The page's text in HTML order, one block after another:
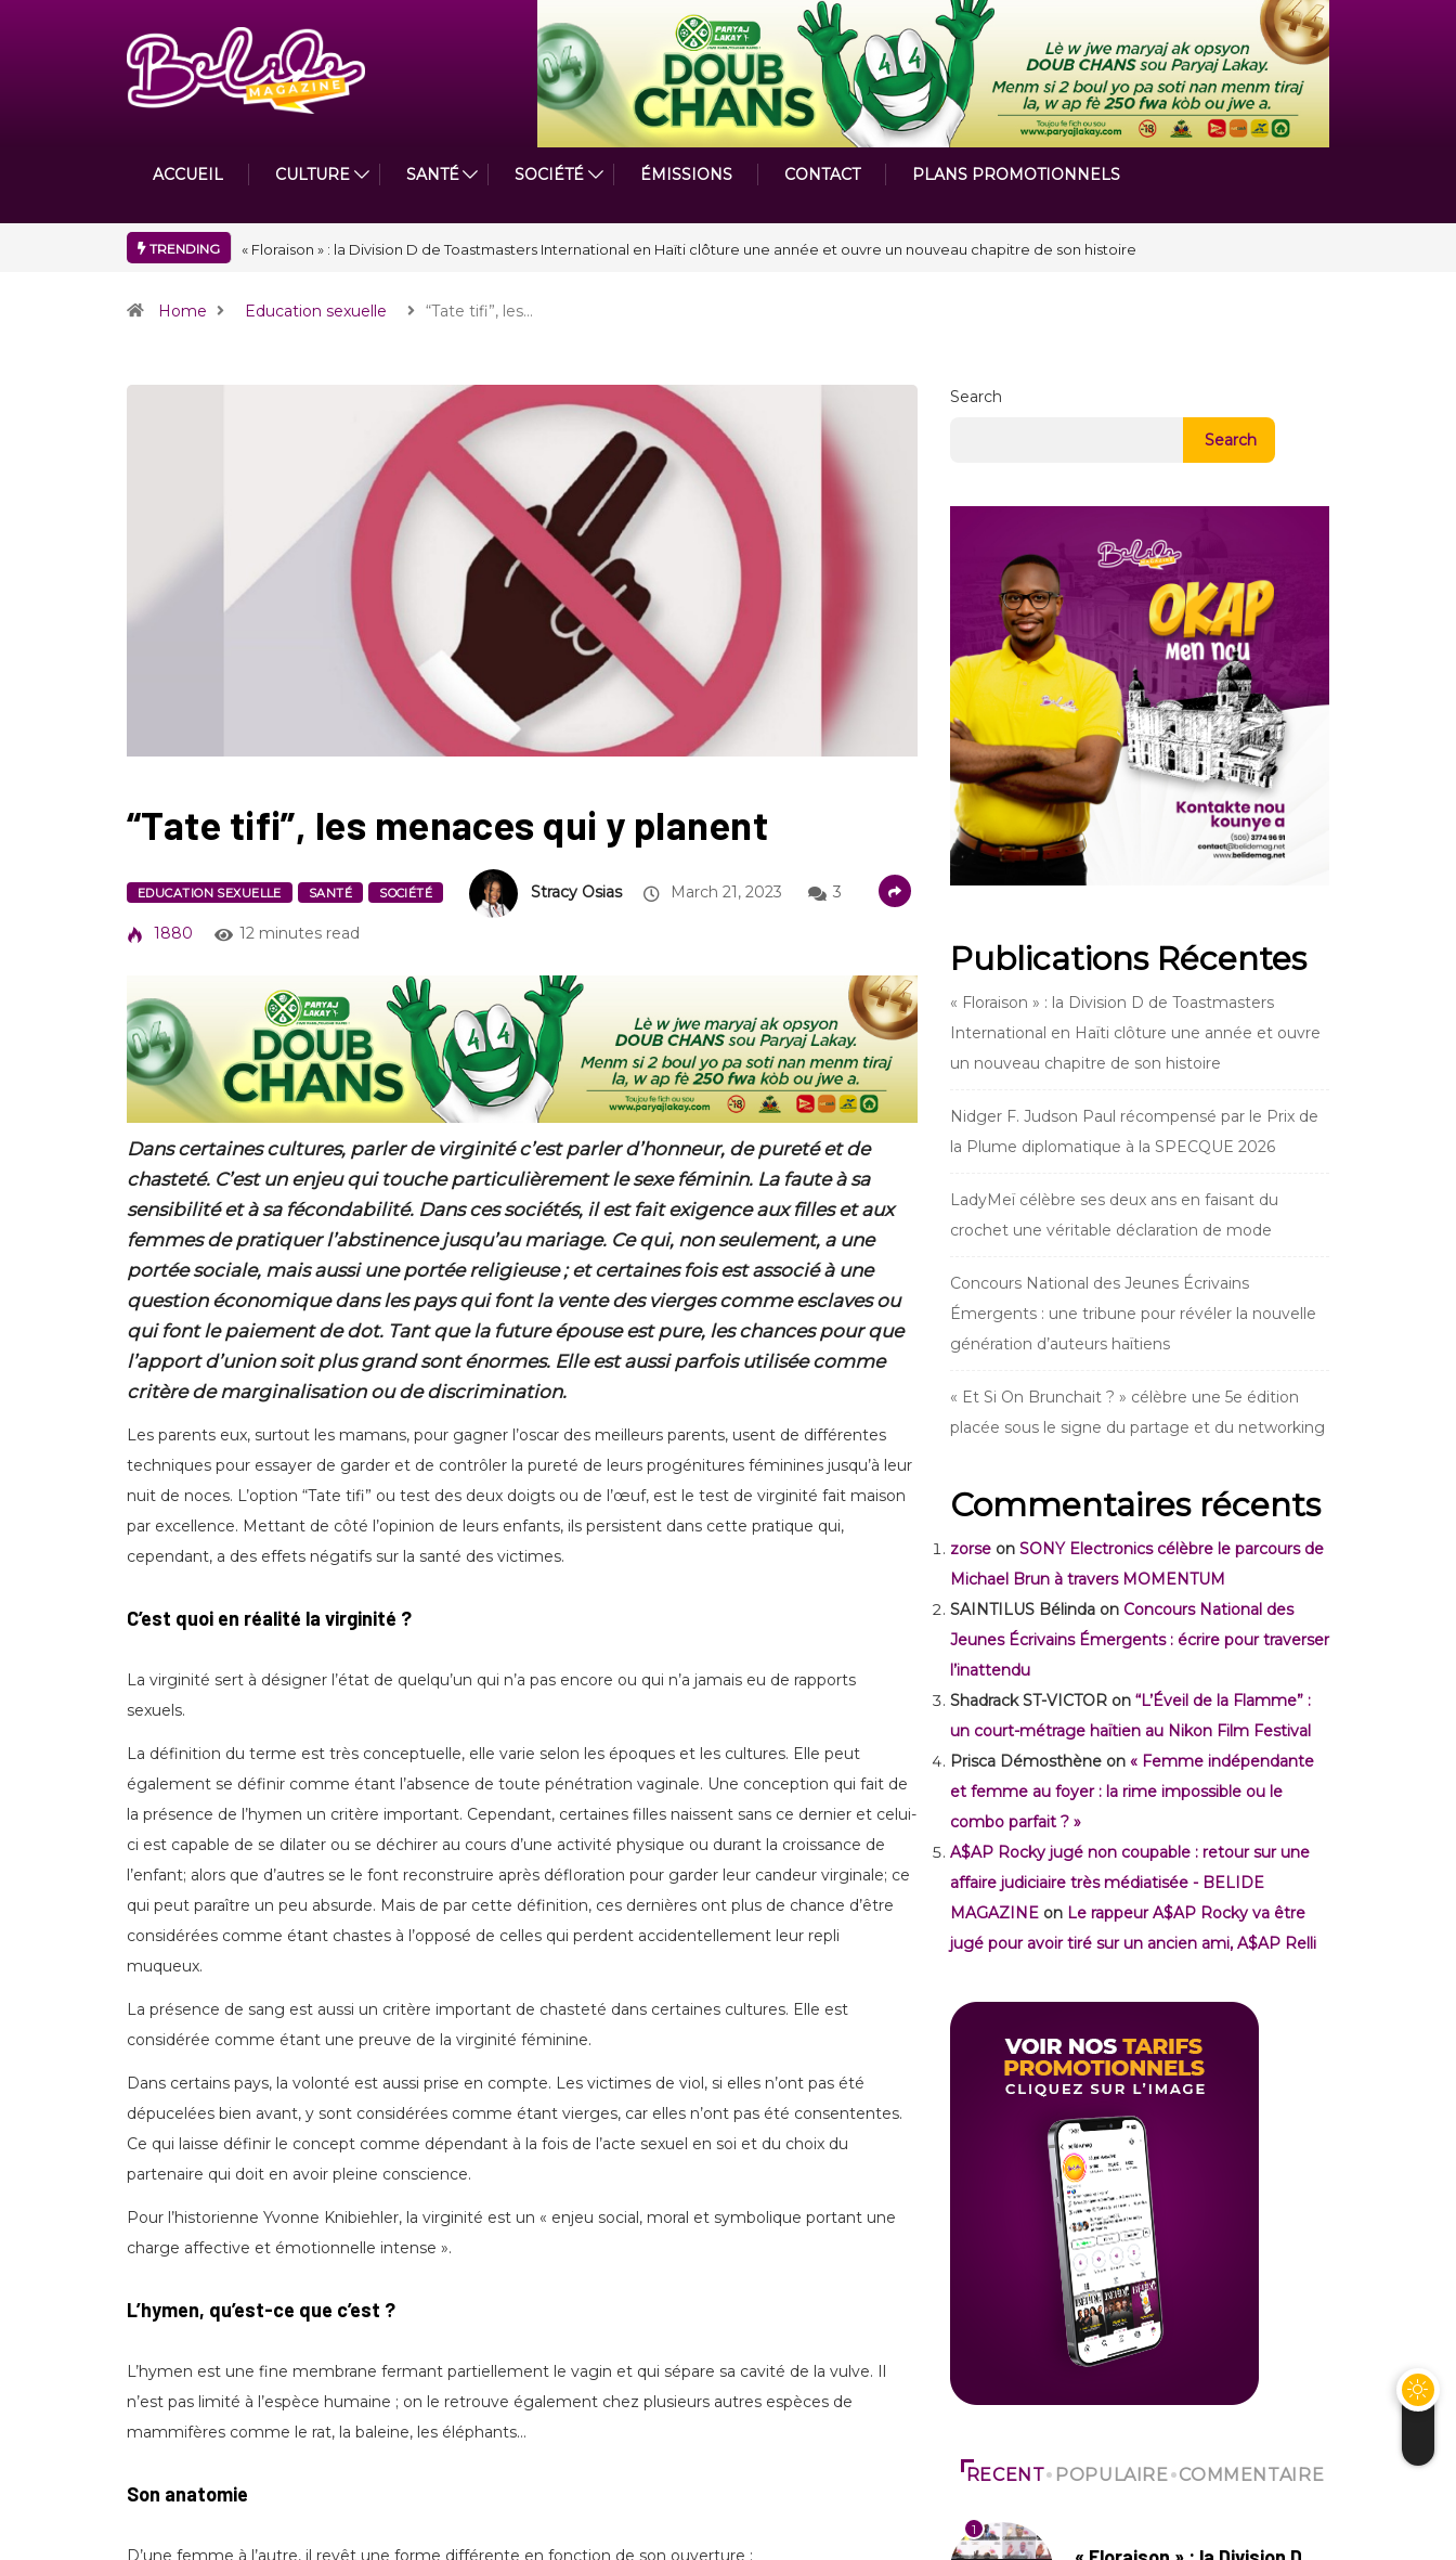
ACCUEIL CULTURE SANTÉ SOCIÉTÉ ÉMISSIONS CONTACT PLANS PROMOTIONNELS
TRENDING Nidger F. Judson Paul récompensé par le Prix de la Plume diplomatique à la SPECQUE 2026
Home Education sexuelle “Tate tifi”, les…
“Tate tifi”, les menaces qui y planent
EDUCATION SEXUELLE SANTÉ SOCIÉTÉ Stracy Osias March 21, 2023 3
1880 12 minutes read
Dans certaines cultures, parler de virginité c’est parler d’honneur, de pureté et de
chasteté. C’est un enjeu qui touche particulièrement le sexe féminin. La faute à sa
sensibilité et à sa fécondabilité. Dans ces sociétés, il est fait exigence aux filles et aux
femmes de pratiquer l’abstinence jusqu’au mariage. Ce qui, non seulement, a une
portée sociale, mais aussi une portée religieuse ; et certaines fois est associé à une
question économique dans les pays qui font la vente des vierges comme esclaves ou
qui font le paiement de dot. Tant que la future épouse est pure, les chances pour que
l’apport d’union soit plus grand sont énormes. Elle est aussi parfois utilisée comme
critère de marginalisation ou de discrimination.
Les parents eux, surtout les mamans, pour gagner l’oscar des meilleurs parents, usent de différentes
techniques pour essayer de garder et de contrôler la pureté de leurs progénitures féminines jusqu’à leur
nuit de noces. L’option “Tate tifi” ou test des deux doigts ou de l’œuf, est le test de virginité fait maison
par excellence. Mettant de côté l’opinion de leurs enfants, ils persistent dans cette pratique qui,
cependant, a des effets négatifs sur la santé des victimes.
C’est quoi en réalité la virginité ?
La virginité sert à désigner l’état de quelqu’un qui n’a pas encore ou qui n’a jamais eu de rapports
sexuels.
La définition du terme est très conceptuelle, elle varie selon les époques et les cultures. Elle peut
également se définir comme étant l’absence de toute pénétration vaginale. Une conception qui fait de
la présence de l’hymen un critère important. Cependant, certaines filles naissent sans ce dernier et celui-
ci est capable de se dilater ou se déchirer au cours d’une activité physique ou durant la croissance de
l’enfant; alors que d’autres se le font reconstruire après défloration pour garder leur candeur virginale; ce
qui peut paraître un peu absurde. Mais de par cette définition, ces dernières ont plus de chance d’être
considérées comme étant chastes à l’opposé de celles qui perdent accidentellement leur repli
muqueux.
La présence de sang est aussi un critère important de chasteté dans certaines cultures. Elle est
considérée comme étant une preuve de la virginité féminine.
Dans certains pays, la volonté est aussi prise en compte. Les victimes de viol, si elles n’ont pas été
dépucelées bien avant, y sont considérées comme étant vierges, car elles n’ont pas été consententes.
Ce qui laisse définir le concept comme dépendant à la fois de l’acte sexuel en soi et du choix du
partenaire qui doit en avoir pleine conscience.
Pour l’historienne Yvonne Knibiehler, la virginité est un « enjeu social, moral et symbolique portant une
charge affective et émotionnelle intense ».
L’hymen, qu’est-ce que c’est ?
L’hymen est une fine membrane fermant partiellement le vagin et qui sépare sa cavité de la vulve. Il
n’est pas limité à l’espèce humaine ; on le retrouve également chez plusieurs autres espèces de
mammifères comme le rat, la baleine, les éléphants…
Son anatomie
D’une femme à l’autre, il revêt une forme différente en fonction de son ouverture :
Search
Search
Publications Récentes
« Floraison » : la Division D de Toastmasters
International en Haïti clôture une année et ouvre
un nouveau chapitre de son histoire
Nidger F. Judson Paul récompensé par le Prix de
la Plume diplomatique à la SPECQUE 2026
LadyMeï célèbre ses deux ans en faisant du
crochet une véritable déclaration de mode
Concours National des Jeunes Écrivains
Émergents : une tribune pour révéler la nouvelle
génération d’auteurs haïtiens
« Et Si On Brunchait ? » célèbre une 5e édition
placée sous le signe du partage et du networking
Commentaires récents
zorse on SONY Electronics célèbre le parcours de
Michael Brun à travers MOMENTUM
SAINTILUS Bélinda on Concours National des
Jeunes Écrivains Émergents : écrire pour traverser
l’inattendu
Shadrack ST-VICTOR on “L’Éveil de la Flamme” :
un court-métrage haïtien au Nikon Film Festival
Prisca Démosthène on « Femme indépendante
et femme au foyer : la rime impossible ou le
combo parfait ? »
A$AP Rocky jugé non coupable : retour sur une
affaire judiciaire très médiatisée - BELIDE
MAGAZINE on Le rappeur A$AP Rocky va être
jugé pour avoir tiré sur un ancien ami, A$AP Relli
RECENT POPULAIRE COMMENTAIRE
1